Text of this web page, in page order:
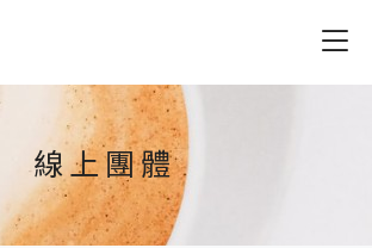
線上團體